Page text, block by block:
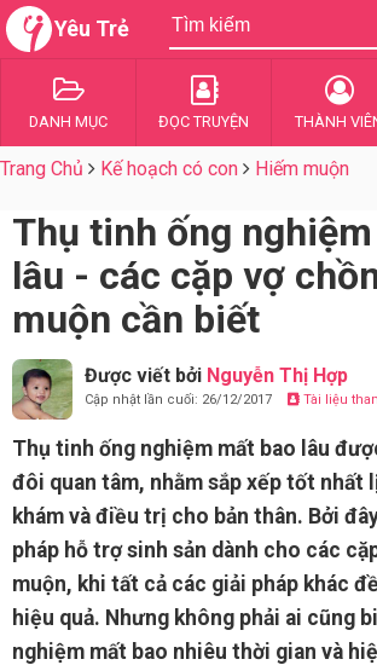
Yêu Trẻ
DANH MỤC ĐỌC TRUYỆN THÀNH
Trang Chủ Kế hoạch có con Hiếm muộn
Thụ tinh ống
lâu - các cặp vợ
muộn cần biết
Được viết bởi Nguyễn Thị Hợp
Cập nhật lần cuối: 26/12/2017 Tài liệu
Thụ tinh ống nghiệm mất bao lâu
đôi quan tâm, nhằm sắp xếp tốt nhất
khám và điều trị cho bản thân. Bởi
pháp hỗ trợ sinh sản dành cho các
muộn, khi tất cả các giải pháp khác
hiệu quả. Nhưng không phải ai cũng
nghiệm mất bao nhiêu thời gian và